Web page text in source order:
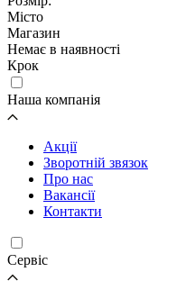
Місто
Магазин
Немає в наявності
Крок
Наша компанія
Акції
Зворотній звязок
Про нас
Вакансії
Контакти
Cервіс